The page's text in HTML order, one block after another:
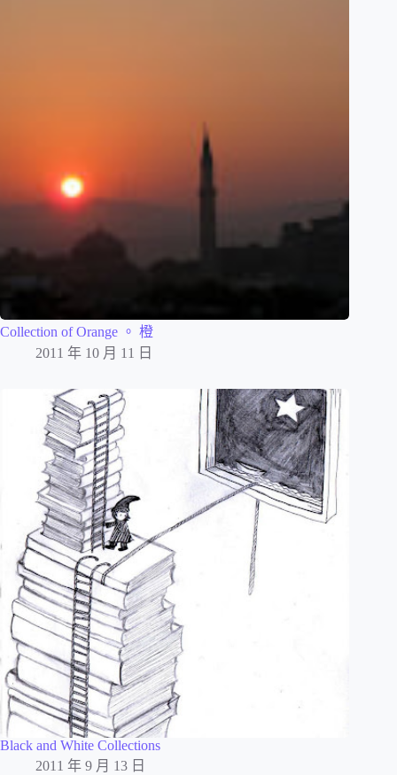
Collection of Orange 。 橙
2011 年 10 月 11 日
Black and White Collections
2011 年 9 月 13 日